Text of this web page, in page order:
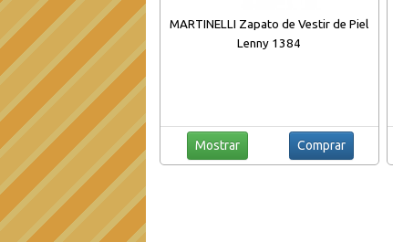
MARTINELLI Zapato de Vestir de Piel
Lenny 1384
Mostrar Comprar